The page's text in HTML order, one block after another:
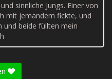
sinnliche Jungs. Einer von
mit jemandem fickte, und
und beide füllten mein